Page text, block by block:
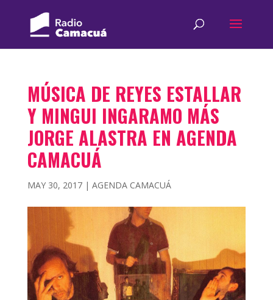
MÚSICA DE REYES ESTALLAR
Y MINGUI INGARAMO MÁS
JORGE ALASTRA EN AGENDA
CAMACUÁ
MAY 30, 2017| AGENDA CAMACUÁ